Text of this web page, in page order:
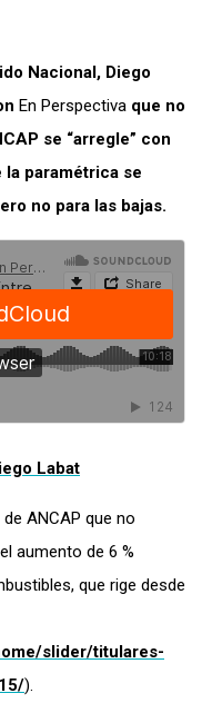
Nacional, Diego
En Perspectiva que no
se “arregle” con
paramétrica se
no para las bajas.
Labat
ANCAP que no
aumento de 6 %
que rige desde
slider/titulares-
).